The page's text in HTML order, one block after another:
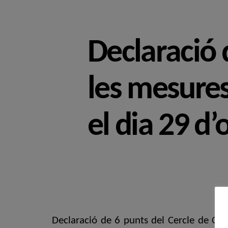
Declaració
les
el dia 29
Declaració de 6 punts del Cercle de